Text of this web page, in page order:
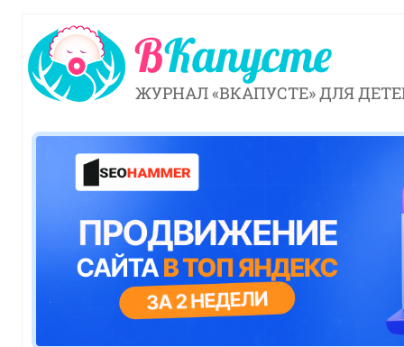
ЖУРНАЛ «ВКАПУСТЕ» ДЛЯ